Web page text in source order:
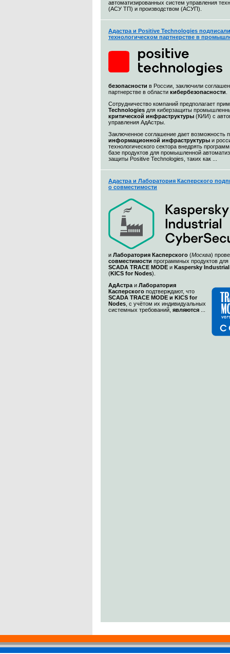
автоматизированных систем управления
(АСУ ТП) и производством (АСУП).
Адастра и Positive Technologies
технологическом партнерстве в
безопасности в России, заключили
партнерстве в области кибербезопасности
Сотрудничество компаний предполагает
Technologies для киберзащиты
критической инфраструктуры (КИИ) с
управления АдАстры.
Заключенное соглашение дает возможность
информационной инфраструктуры и
технологического сектора внедрять
базе продуктов для промышленной
защиты Positive Technologies, таких как ...
Адастра и Лаборатория Касперского
о совместимости
и Лаборатория Касперского (Москва)
совместимости программных продуктов
SCADA TRACE MODE и Kaspersky
(KICS for Nodes).
АдАстра и Лаборатория
Касперского подтверждают, что
SCADA TRACE MODE и KICS for
Nodes , с учётом их индивидуальных
системных требований, являются